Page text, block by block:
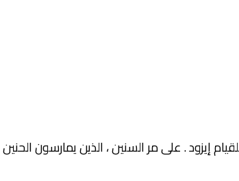
إيزود . على مر السنين ، الذين يمارسون